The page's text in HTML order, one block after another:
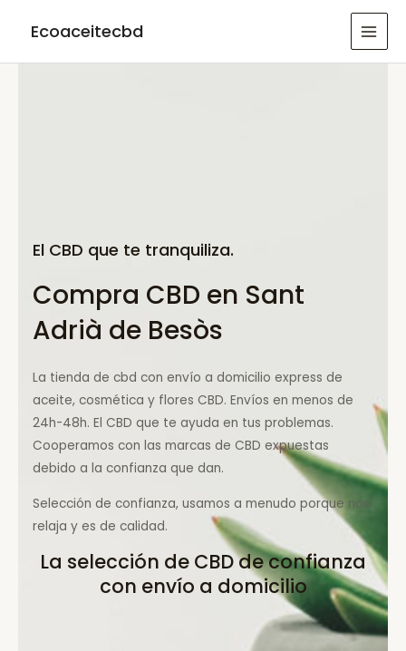
Ecoaceitecbd
El CBD que te tranquiliza.
Compra CBD en Sant
Adrià de Besòs
La tienda de cbd con envío a domicilio express de
aceite, cosmética y flores CBD. Envíos en menos de
24h-48h. El CBD que te ayuda en tus problemas.
Cooperamos con las marcas de CBD expuestas
debido a la confianza que dan.
Selección de confianza, usamos a menudo porque nos
relaja y es de calidad.
La selección de CBD de confianza
con envío a domicilio